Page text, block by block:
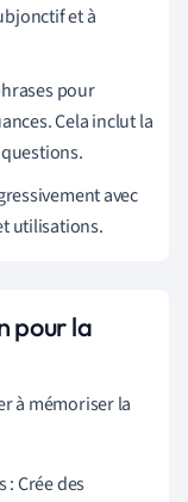
et à
pour
Cela inclut la
avec
utilisations.
pour la
à mémoriser la
Crée des